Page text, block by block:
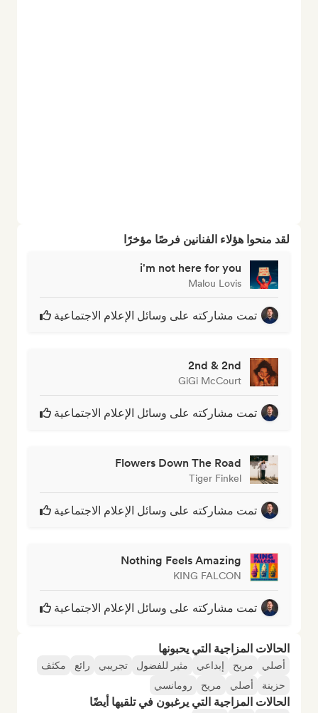
لقد منحوا هؤلاء الفنانين فرصًا مؤخرًا
i'm not here for you
Malou Lovis
تمت مشاركته على وسائل الإعلام الاجتماعية
2nd & 2nd
GiGi McCourt
تمت مشاركته على وسائل الإعلام الاجتماعية
Flowers Down The Road
Tiger Finkel
تمت مشاركته على وسائل الإعلام الاجتماعية
Nothing Feels Amazing
KING FALCON
تمت مشاركته على وسائل الإعلام الاجتماعية
الحالات المزاجية التي يحبونها
أصلي مريح إبداعي مثير للفضول تجريبي رائع
مكثف
حزينة
أصلي مريح رومانسي
الحالات المزاجية التي يرغبون في تلقيها أيضًا